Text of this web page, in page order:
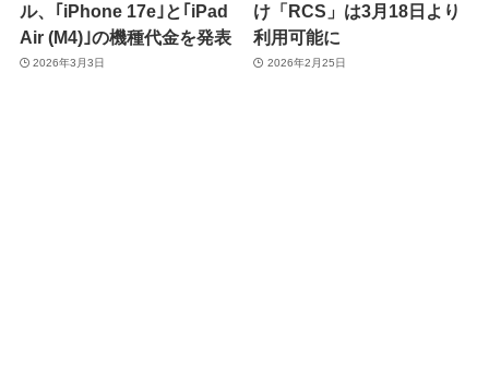
ル、｢iPhone 17e｣と｢iPad
Air (M4)｣の機種代金を発表
2026年3月3日
け「RCS」は3月18日より
利用可能に
2026年2月25日